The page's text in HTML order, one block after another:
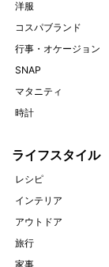
洋服
コスパブランド
行事・オケージョン
SNAP
マタニティ
時計
ライフスタイル
レシピ
インテリア
アウトドア
旅行
家事